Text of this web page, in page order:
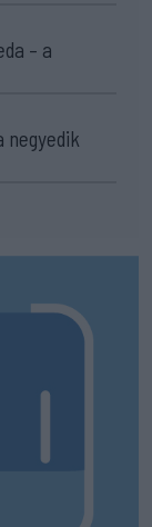
– a
negyedik